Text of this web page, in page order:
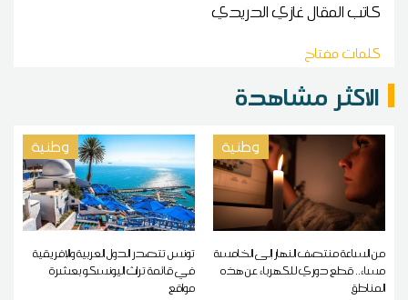
كاتب المقالغازي الدريدي
كلمات مفتاح
الاكثر مشاهدة
وطنية
من الساعة منتصف النهار إلى الخامسة
مساء.. قطع دوري للكهرباء عن هذه
المناطق
وطنية
تونس تتصدر الدول العربية والإفريقية
في قائمة تراث اليونسكو بعشرة
مواقع